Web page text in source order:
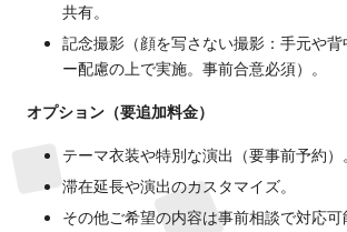
共有。
記念撮影（顔を写さない撮影：手元や
ー配慮の上で実施。事前合意必須）。
オプション（要追加料金）
テーマ衣装や特別な演出（要事前予約）。
滞在延長や演出のカスタマイズ。
その他ご希望の内容は事前相談で対応